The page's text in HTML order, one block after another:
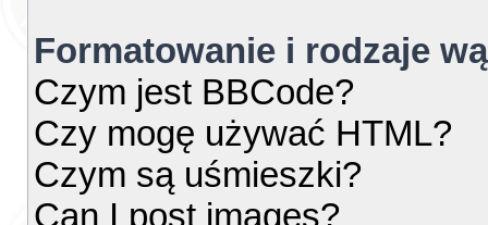
Formatowanie i rodzaje
Czym jest BBCode?
Czy mogę używać HTML?
Czym są uśmieszki?
Can I post images?